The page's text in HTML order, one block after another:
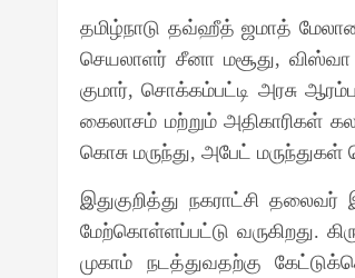
தமிழ்நாடு தவ்ஹீத் ஜமாத்
செயலாளர் சீனா மசூது,
குமார்,சொக்கம்பட்டி அரசு
கைலாசம் மற்றும் அதிகாரிகள்
கொசு மருந்து, அபேட் மருந்துகள்
இதுகுறித்து நகராட்சி தலைவர்
மேற்கொள்ளப்பட்டு வருகிறது.
முகாம் நடத்துவதற்கு